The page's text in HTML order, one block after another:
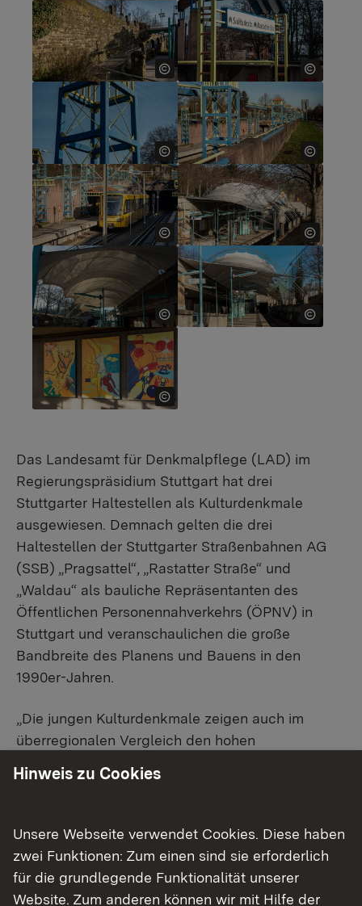
Show larger version for:Show larger version for:
Show larger version for:Show larger version for:
Show larger version for:Show larger version for:
Show larger version for:Show larger version for:
Show larger version for:
Das Landesamt für Denkmalpflege (LAD) im
Regierungspräsidium Stuttgart hat drei
Stuttgarter Haltestellen als Kulturdenkmale
ausgewiesen. Demnach gelten die drei
Haltestellen der Stuttgarter Straßenbahnen AG
(SSB) „Pragsattel“, „Rastatter Straße“ und
„Waldau“ als bauliche Repräsentanten des
Öffentlichen Personennahverkehrs (ÖPNV) in
Stuttgart und veranschaulichen die große
Bandbreite des Planens und Bauens in den
1990er-Jahren.
„Die jungen Kulturdenkmale zeigen auch im
überregionalen Vergleich den hohen
Entwicklung der öffentlichen Nahverkehrsnetze“,
vom LAD den Denkmalwert. „Alle drei
Haltestellen haben ihre Eigenheiten, alle drei
stehen für den jüngeren Ausbau des
Stadtbahnnetzes in den 1980er/90er-Jahren, der
Hinweis zu Cookies
Unsere Webseite verwendet Cookies. Diese haben
zwei Funktionen: Zum einen sind sie erforderlich
für die grundlegende Funktionalität unserer
Website. Zum anderen können wir mit Hilfe der